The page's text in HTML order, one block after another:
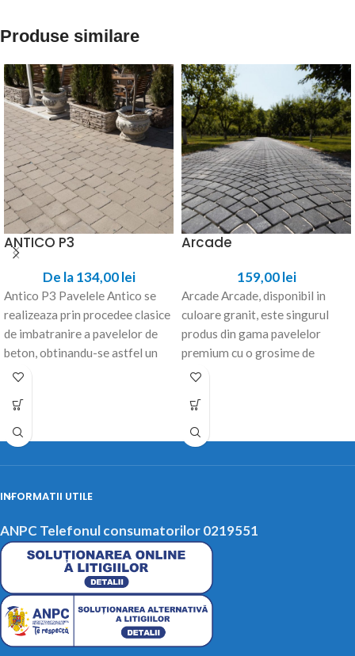
Produse similare
ANTICO P3
De la 134,00lei
Antico P3 Pavelele Antico se
realizeaza prin procedee clasice
de imbatranire a pavelelor de
beton, obtinandu-se astfel un
aspect care
Arcade
159,00lei
Arcade Arcade, disponibil in
culoare granit, este singurul
produs din gama pavelelor
premium cu o grosime de
100mm. Model modern,
INFORMATII UTILE
ANPC Telefonul consumatorilor 0219551